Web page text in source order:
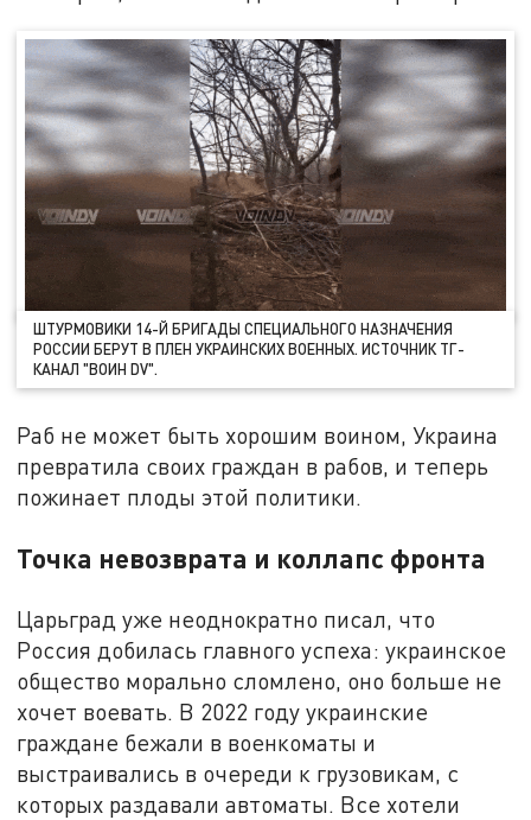
ШТУРМОВИКИ 14-Й БРИГАДЫ СПЕЦИАЛЬНОГО НАЗНАЧЕНИЯ
РОССИИ БЕРУТ В ПЛЕН УКРАИНСКИХ ВОЕННЫХ. ИСТОЧНИК ТГ-
КАНАЛ "ВОИН DV".
Раб не может быть хорошим воином, Украина
превратила своих граждан в рабов, и теперь
пожинает плоды этой политики.
Точка невозврата и коллапс фронта
Царьград уже неоднократно писал, что
Россия добилась главного успеха: украинское
общество морально сломлено, оно больше не
хочет воевать. В 2022 году украинские
граждане бежали в военкоматы и
выстраивались в очереди к грузовикам, с
которых раздавали автоматы. Все хотели